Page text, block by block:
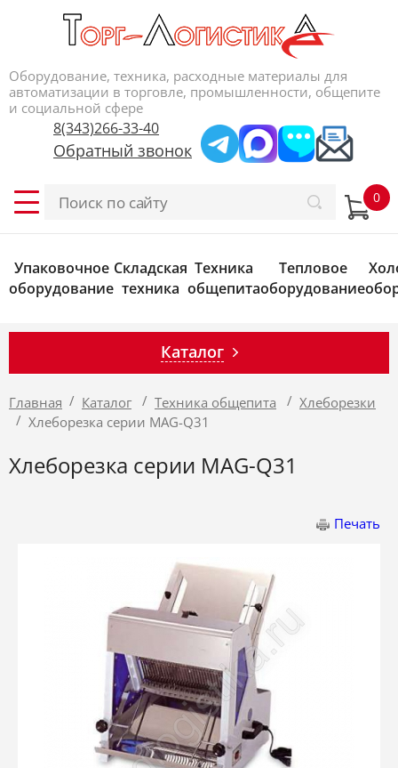
Оборудование, техника, расходные материалы для
автоматизации в торговле, промышленности, общепите
и социальной сфере
8(343)266-33-40
Обратный звонок
Упаковочное
оборудование
Складская
техника
Техника
общепита
Тепловое
оборудование
Каталог
Главная / Каталог / Техника общепита / Хлеборезки
/ Хлеборезка серии MAG-Q31
Хлеборезка серии MAG-Q31
Печать